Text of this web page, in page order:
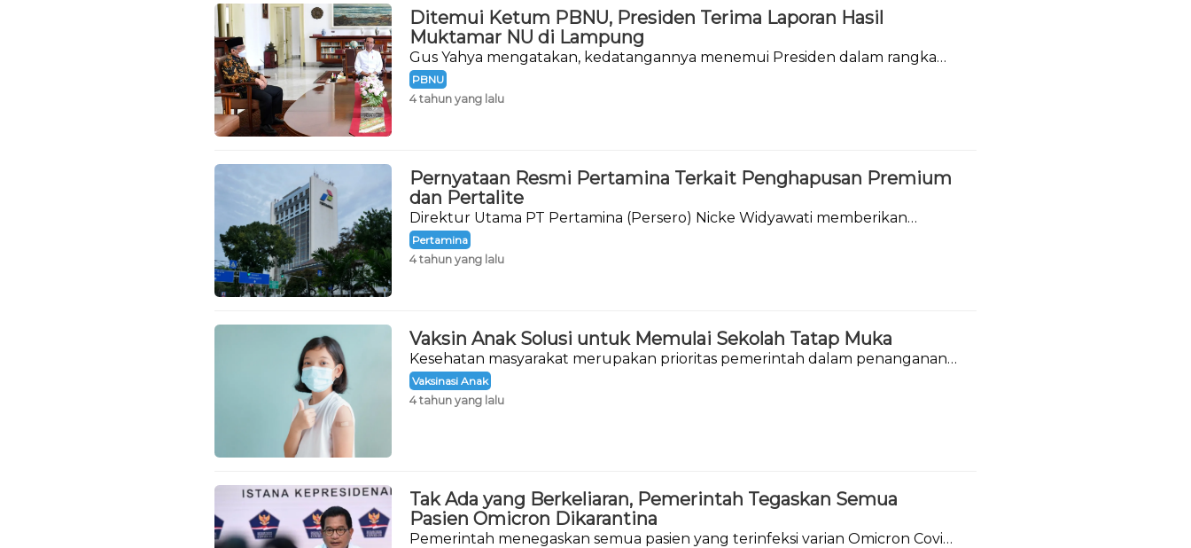
Ditemui Ketum PBNU, Presiden Terima Laporan Hasil
Muktamar NU di Lampung
Gus Yahya mengatakan, kedatangannya menemui Presiden dalam rangka
melaporkan hasil Muktamar ke-34 NU.
PBNU
4 tahun yang lalu
Pernyataan Resmi Pertamina Terkait Penghapusan Premium
dan Pertalite
Direktur Utama PT Pertamina (Persero) Nicke Widyawati memberikan
pernyataan resminya terkait wacana penghapusan BBM Premium dan
Pertalite.
Pertamina
4 tahun yang lalu
Vaksin Anak Solusi untuk Memulai Sekolah Tatap Muka
Kesehatan masyarakat merupakan prioritas pemerintah dalam penanganan
Covid-19 di tanah air.
Vaksinasi Anak
4 tahun yang lalu
Tak Ada yang Berkeliaran, Pemerintah Tegaskan Semua
Pasien Omicron Dikarantina
Pemerintah menegaskan semua pasien yang terinfeksi varian Omicron Covid-